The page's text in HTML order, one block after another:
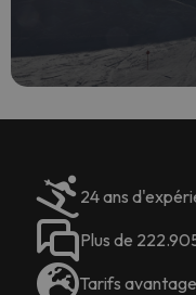
24 ans
Plus de
Tarifs